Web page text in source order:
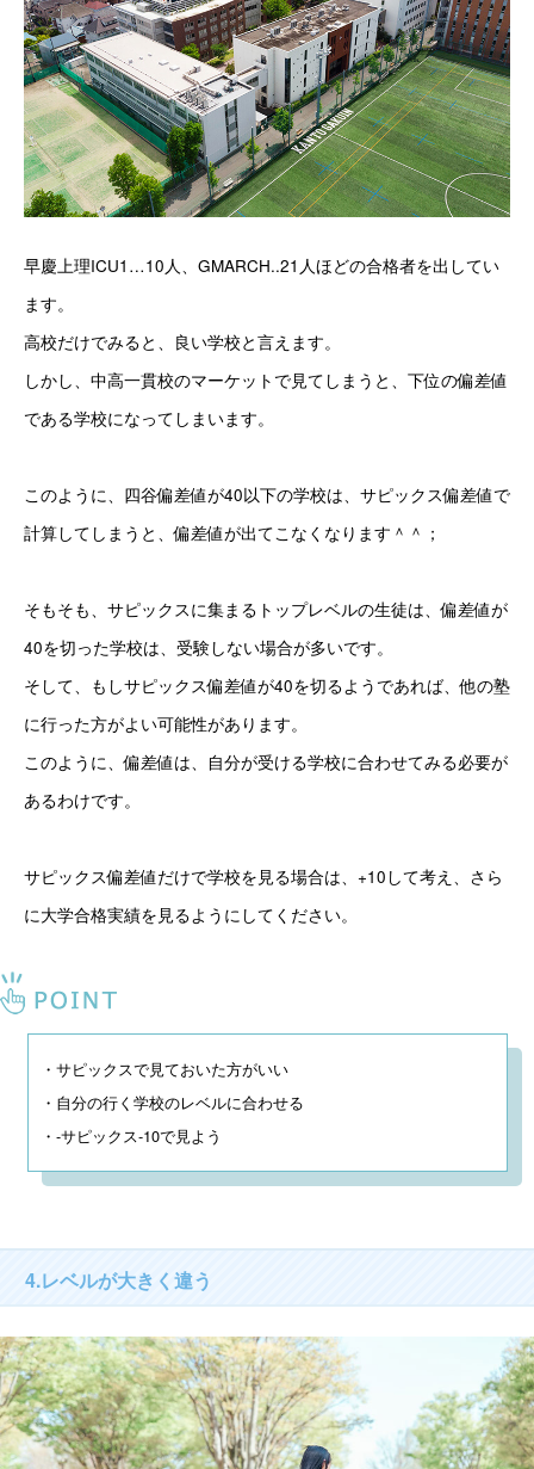
早慶上理ICU1…10人、GMARCH..21人ほどの合格者を出してい
ます。
高校だけでみると、良い学校と言えます。
しかし、中高一貫校のマーケットで見てしまうと、下位の偏差値
である学校になってしまいます。
このように、四谷偏差値が40以下の学校は、サピックス偏差値で
計算してしまうと、偏差値が出てこなくなります＾＾；
そもそも、サピックスに集まるトップレベルの生徒は、偏差値が
40を切った学校は、受験しない場合が多いです。
そして、もしサピックス偏差値が40を切るようであれば、他の塾
に行った方がよい可能性があります。
このように、偏差値は、自分が受ける学校に合わせてみる必要が
あるわけです。
サピックス偏差値だけで学校を見る場合は、+10して考え、さら
に大学合格実績を見るようにしてください。
・サピックスで見ておいた方がいい
・自分の行く学校のレベルに合わせる
・-サピックス-10で見よう
4.レベルが大きく違う